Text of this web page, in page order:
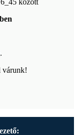
között
.
várunk!